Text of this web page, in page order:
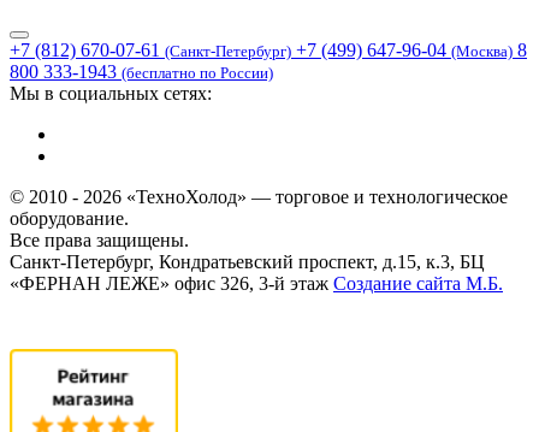
+7 (812) 670-07-61 (Санкт-Петербург) +7 (499) 647-96-04 (Москва) 8
800 333-1943 (бесплатно по России)
Мы в социальных сетях:
© 2010 - 2026 «ТехноХолод» — торговое и технологическое
оборудование.
Все права защищены.
Санкт-Петербург, Кондратьевский проспект, д.15, к.3, БЦ
«ФЕРНАН ЛЕЖЕ» офис 326, 3-й этаж Создание сайта М.Б.